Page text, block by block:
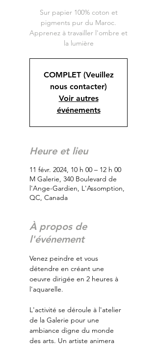
Sur papier 100% coton et
pigments pur du Maroc.
Apprenez à travailler l'ombre et
la lumière
COMPLET (Veuillez
nous contacter)
Voir autres
événements
Heure et lieu
11 févr. 2024, 10 h 00 – 12 h 00
M Galerie, 340 Boulevard de
l'Ange-Gardien, L'Assomption,
QC, Canada
À propos de
l'événement
Venez peindre et vous
détendre en créant une
oeuvre dirigée en 2 heures à
l'aquarelle.
L'activité se déroule à l'atelier
de la Galerie pour une
ambiance digne du monde
des arts. Un artiste animera